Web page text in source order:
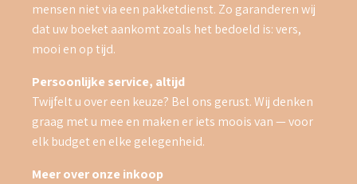
mensen niet via een pakketdienst. Zo garanderen wij
dat uw boeket aankomt zoals het bedoeld is: vers,
mooi en op tijd.
Persoonlijke service, altijd
Twijfelt u over een keuze? Bel ons gerust. Wij denken
graag met u mee en maken er iets moois van — voor
elk budget en elke gelegenheid.
Meer over onze inkoop